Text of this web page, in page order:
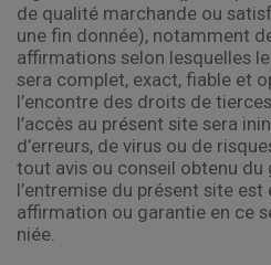
de qualité marchande ou
une fin donnée), notamment
affirmations selon lesquelles
sera complet, exact, fiable et
l’encontre des droits de
l’accès au présent site sera
d’erreurs, de virus ou de
tout avis ou conseil obtenu du
l’entremise du présent site
affirmation ou garantie en ce
niée.